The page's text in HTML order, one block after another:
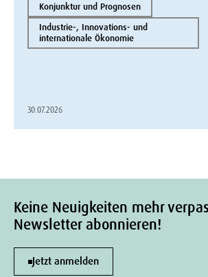
Konjunktur und Prognosen
Industrie-, Innovations- und
internationale Ökonomie
30.07.2026
Keine Neuigkeiten mehr
Newsletter abonnieren!
Jetzt anmelden